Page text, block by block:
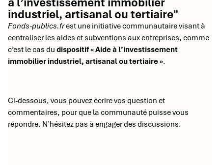
industriel, artisanal ou tertiaire"
Fonds-publics.frest une initiative communautaire visant à
centraliser les aides et subventions aux entreprises, comme
c’est le cas du dispositif « Aide à l’investissement
immobilier industriel, artisanal ou tertiaire ».
Ci-dessous, vous pouvez écrire vos question et
commentaires, pour que la communauté puisse vous
répondre. N’hésitez pas à engager des discussions.